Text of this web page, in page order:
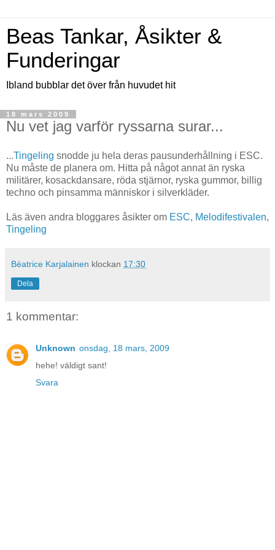
Beas Tankar, Åsikter &
Funderingar
Ibland bubblar det över från huvudet hit
18 mars 2009
Nu vet jag varför ryssarna surar...
...Tingeling snodde ju hela deras pausunderhållning i ESC.
Nu måste de planera om. Hitta på något annat än ryska
militärer, kosackdansare, röda stjärnor, ryska gummor, billig
techno och pinsamma människor i silverkläder.
Läs även andra bloggares åsikter om ESC, Melodifestivalen,
Tingeling
Béatrice Karjalainen klockan 17:30
Dela
1 kommentar:
Unknown onsdag, 18 mars, 2009
hehe! väldigt sant!
Svara